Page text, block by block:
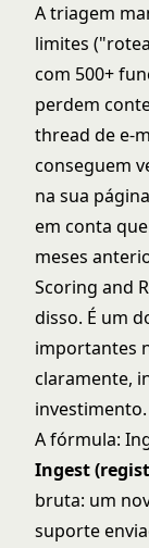
A triagem
limites
com 500+
perdem
thread de e-
conseguem
na sua
em conta
meses
Scoring and
disso. É um
importantes
claramente,
investimento.
A fórmula:
Ingest
bruta: um
suporte